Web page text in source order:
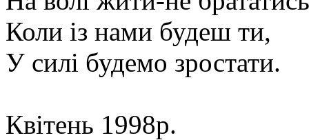
Коли із нами будеш ти,
У силі будемо зростати.
Квітень 1998р.